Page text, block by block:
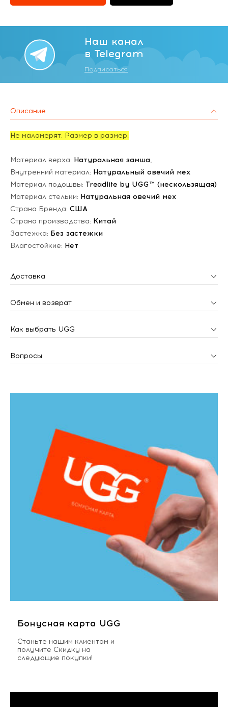
Наш канал
в Telegram
Подписаться
Описание
Не маломерят. Размер в размер.
Материал верха: Натуральная замша,
Внутренний материал: Натуральный овечий мех
Материал подошвы: Treadlite by UGG™ (нескользящая)
Материал стельки: Натуральная овечий мех
Страна Бренда: США
Страна производства: Китай
Застежка: Без застежки
Влагостойкие: Нет
Доставка
Обмен и возврат
Как выбрать UGG
Вопросы
Бонусная карта UGG
Станьте нашим клиентом и
получите Скидку на
следующие покупки!